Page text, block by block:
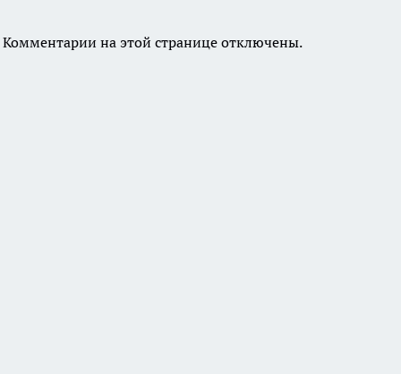
Комментарии на этой странице отключены.